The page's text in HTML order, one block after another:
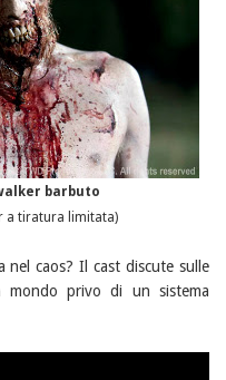
barbuto
a tiratura limitata)
nel caos? Il cast discute sulle
mondo privo di un sistema